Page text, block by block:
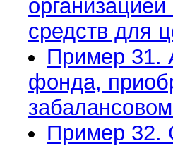
средств для
Пример 31.
фонда,
Пример 32.